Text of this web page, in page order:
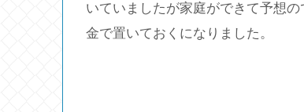
いていましたが家庭ができて予想
金で置いておくになりました。